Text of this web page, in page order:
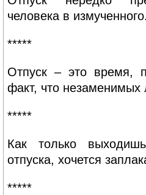
человека в измученного.
*****
Отпуск – это время,
факт, что незаменимых
*****
Как только
отпуска, хочется
*****